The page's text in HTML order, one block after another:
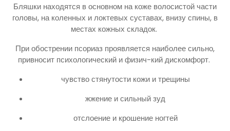
Бляшки находятся в основном на коже волосистой части
головы, на коленных и локтевых суставах, внизу спины, в
местах кожных складок.
При обострении псориаз проявляется наиболее сильно,
привносит психологический и физич-кий дискомфорт.
чувство стянутости кожи и трещины
жжение и сильный зуд
отслоение и крошение ногтей